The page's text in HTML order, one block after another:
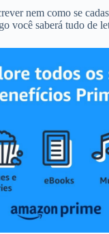
nem como se
você saberá tudo de